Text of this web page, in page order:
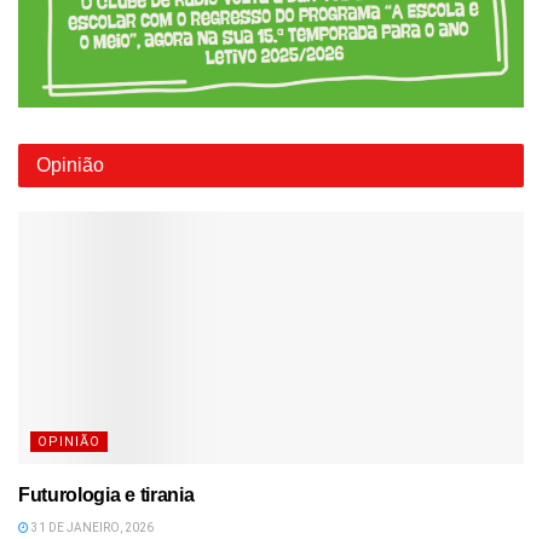
Opinião
OPINIÃO
Futurologia e tirania
31 DE JANEIRO, 2026